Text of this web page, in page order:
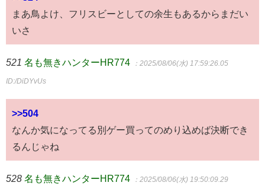
まあ鳥よけ、フリスビーとしての余生もあるからまだい
いさ
521 名も無きハンターHR774 ：2025/08/06(水) 17:59:26.05
ID:/DiDYvUs
>>504
なんか気になってる別ゲー買ってのめり込めば決断でき
るんじゃね
528 名も無きハンターHR774 ：2025/08/06(水) 19:50:09.29